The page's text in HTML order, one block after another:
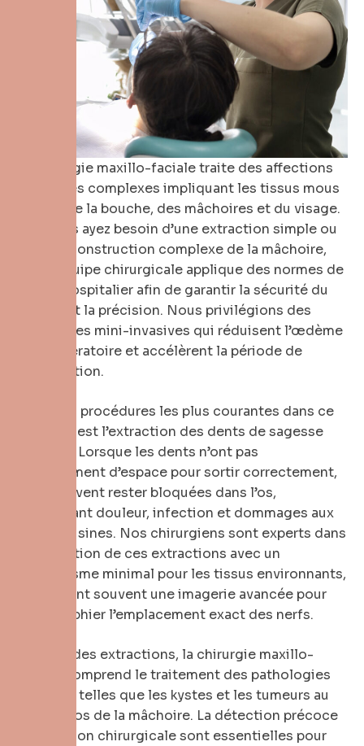
La chirurgie maxillo-faciale traite des affections
médicales complexes impliquant les tissus mous
et durs de la bouche, des mâchoires et du visage.
Que vous ayez besoin d’une extraction simple ou
d’une reconstruction complexe de la mâchoire,
notre équipe chirurgicale applique des normes de
niveau hospitalier afin de garantir la sécurité du
patient et la précision. Nous privilégions des
techniques mini-invasives qui réduisent l’œdème
post-opératoire et accélèrent la période de
récupération.
L’une des procédures les plus courantes dans ce
domaine est l’extraction des dents de sagesse
incluses. Lorsque les dents n’ont pas
suffisamment d’espace pour sortir correctement,
elles peuvent rester bloquées dans l’os,
provoquant douleur, infection et dommages aux
dents voisines. Nos chirurgiens sont experts dans
la réalisation de ces extractions avec un
traumatisme minimal pour les tissus environnants,
en utilisant souvent une imagerie avancée pour
cartographier l’emplacement exact des nerfs.
Au-delà des extractions, la chirurgie maxillo-
faciale comprend le traitement des pathologies
buccales telles que les kystes et les tumeurs au
sein de l’os de la mâchoire. La détection précoce
et l’ablation chirurgicale sont essentielles pour